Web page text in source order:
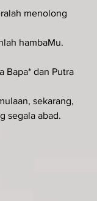
menolong
hambaMu.
Bapa* dan Putra
sekarang,
segala abad.